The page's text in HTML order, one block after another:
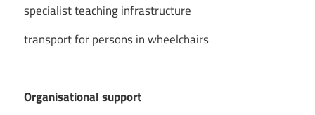
specialist teaching infrastructure
transport for persons in wheelchairs
Organisational support